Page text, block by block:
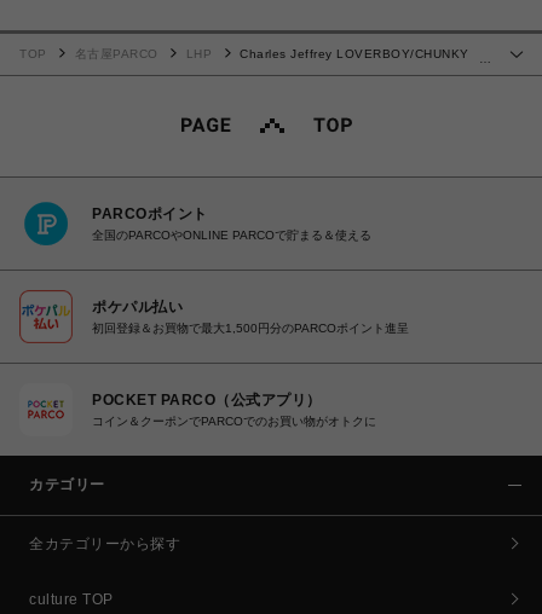
…
TOP 名古屋PARCO LHP
Charles Jeffrey LOVERBOY/CHUNKY
PARCOポイント
全国のPARCOやONLINE PARCOで貯まる＆使える
ポケパル払い
初回登録＆お買物で最大1,500円分のPARCOポイント進呈
POCKET PARCO（公式アプリ）
コイン＆クーポンでPARCOでのお買い物がオトクに
カテゴリー
全カテゴリーから探す
culture TOP